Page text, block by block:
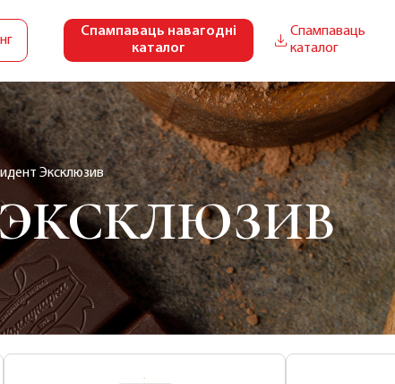
Спампаваць навагодні
каталог
Спампаваць
каталог
Эксклюзив